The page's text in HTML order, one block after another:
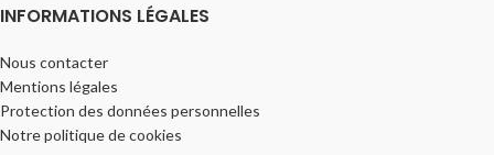
INFORMATIONS LÉGALES
Nous contacter
Mentions légales
Protection des données personnelles
Notre politique de cookies